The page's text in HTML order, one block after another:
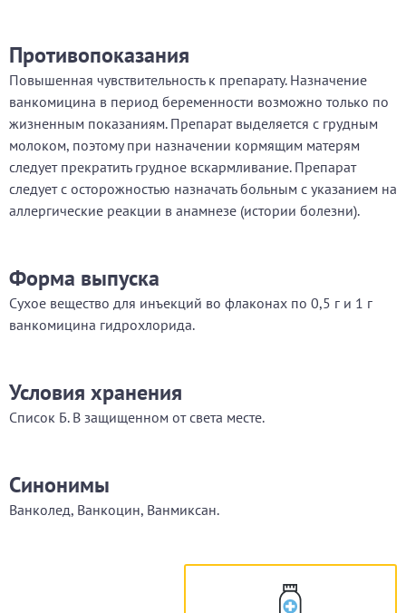
Противопоказания
Повышенная чувствительность к препарату. Назначение
ванкомицина в период беременности возможно только по
жизненным показаниям. Препарат выделяется с грудным
молоком, поэтому при назначении кормящим матерям
следует прекратить грудное вскармливание. Препарат
следует с осторожностью назначать больным с указанием на
аллергические реакции в анамнезе (истории болезни).
Форма выпуска
Сухое вещество для инъекций во флаконах по 0,5 г и 1 г
ванкомицина гидрохлорида.
Условия хранения
Список Б. В защищенном от света месте.
Синонимы
Ванколед, Ванкоцин, Ванмиксан.